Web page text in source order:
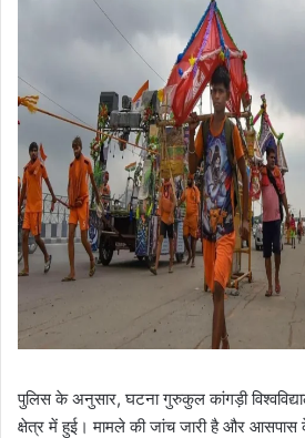
पुलिस के अनुसार, घटना गुरुकुल कांगड़ी
क्षेत्र में हुई। मामले की जांच जारी है और आसपास